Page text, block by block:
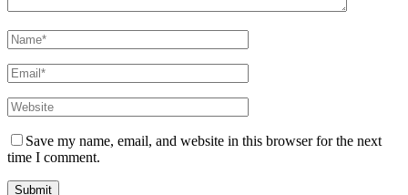
Save my name, email, and website in this browser for the next
time I comment.